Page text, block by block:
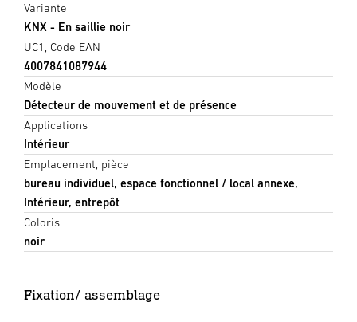
Variante
KNX - En saillie noir
UC1, Code EAN
4007841087944
Modèle
Détecteur de mouvement et de présence
Applications
Intérieur
Emplacement, pièce
bureau individuel, espace fonctionnel / local annexe,
Intérieur, entrepôt
Coloris
noir
Fixation/ assemblage